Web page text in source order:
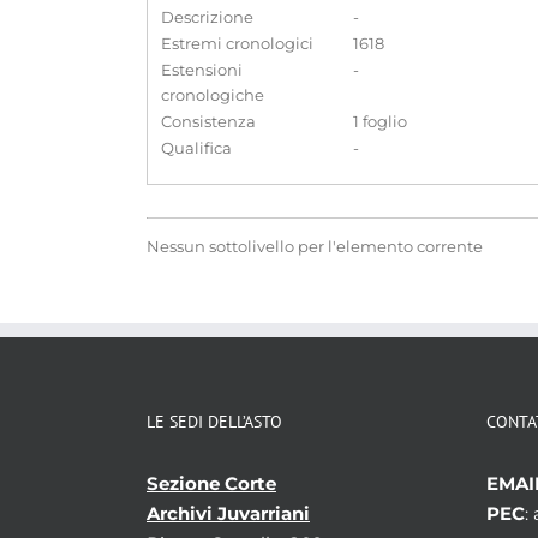
Descrizione
-
Estremi cronologici
1618
Estensioni
cronologiche
-
Consistenza
1 foglio
Qualifica
-
Nessun sottolivello per l'elemento corrente
LE SEDI DELL’ASTO
Sezione Corte
Archivi Juvarriani
PEC: